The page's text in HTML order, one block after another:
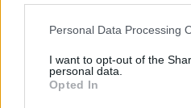
Personal Data Processing
I want to opt-out of the
personal data.
Opted In
Το Αρκαλοχώρι γιόρτασε τον
6 Αυγούστου, 2026